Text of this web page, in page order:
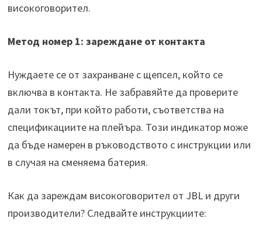
високоговорител.
Метод номер 1: зареждане от контакта
Нуждаете се от захранване с щепсел, който се
включва в контакта. Не забравяйте да проверите
дали токът, при който работи, съответства на
спецификациите на плейъра. Този индикатор може
да бъде намерен в ръководството с инструкции или
в случая на сменяема батерия.
Как да зареждам високоговорител от JBL и други
производители? Следвайте инструкциите: